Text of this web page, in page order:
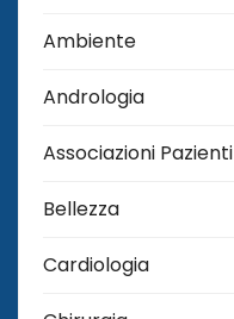
Ambiente
Andrologia
Associazioni Pazienti
Bellezza
Cardiologia